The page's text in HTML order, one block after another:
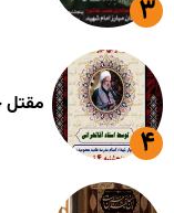
مقتل